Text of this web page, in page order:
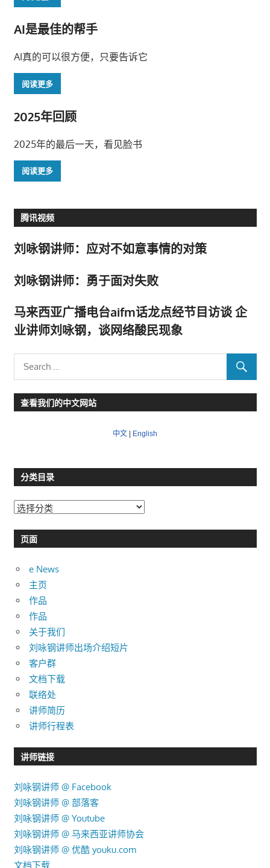
AI是最佳的帮手
AI真的可以很方便，只要告诉它
阅读更多
2025年回顾
2025年的最后一天，看见脸书
阅读更多
腾讯视频
刘咏钢讲师：应对不如意事情的对策
刘咏钢讲师：勇于面对失败
马来西亚广播电台aifm话龙点经节目访谈 企
业讲师刘咏钢，谈网络酸民现象
查看我们的中文网站
中文 | English
分类目录
分
目页面
e News
主页
作品
作品
关于我们
刘咏钢讲师出场介绍短片
客户群
文档下载
联络处
讲师简历
讲师行程表
讲师链接
刘咏钢讲师 @ Facebook
刘咏钢讲师 @ 部落客
刘咏钢讲师 @ Youtube
刘咏钢讲师 @ 马来西亚讲师协会
刘咏钢讲师 @ 优酷 youku.com
文档下载